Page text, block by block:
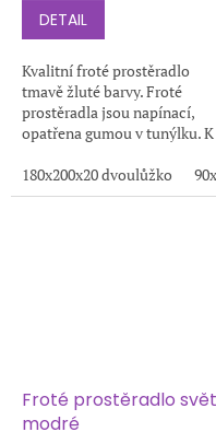
DETAIL
Kvalitní froté prostěradlo
tmavě žluté barvy. Froté
prostěradla jsou napínací,
opatřena gumou v tunýlku. K
používána kvalitní froté
tkanina s...
180x200x20 dvoulůžko
Froté prostěradlo
modré